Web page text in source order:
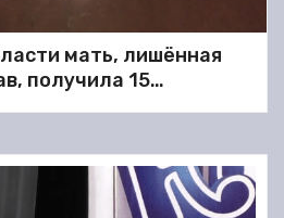
мать, лишённая
получила 15